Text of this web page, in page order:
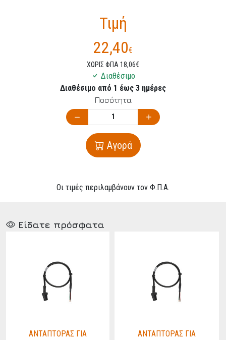
Τιμή
22,40€
ΧΩΡΙΣ ΦΠΑ 18,06€
Διαθέσιμο
Διαθέσιμο από 1 έως 3 ημέρες
Ποσότητα
Αγορά
Οι τιμές περιλαμβάνουν τον Φ.Π.Α.
Είδατε πρόσφατα
ΑΝΤΑΠΤΟΡΑΣ ΓΙΑ
ΑΝΤΑΠΤΟΡΑΣ ΓΙΑ